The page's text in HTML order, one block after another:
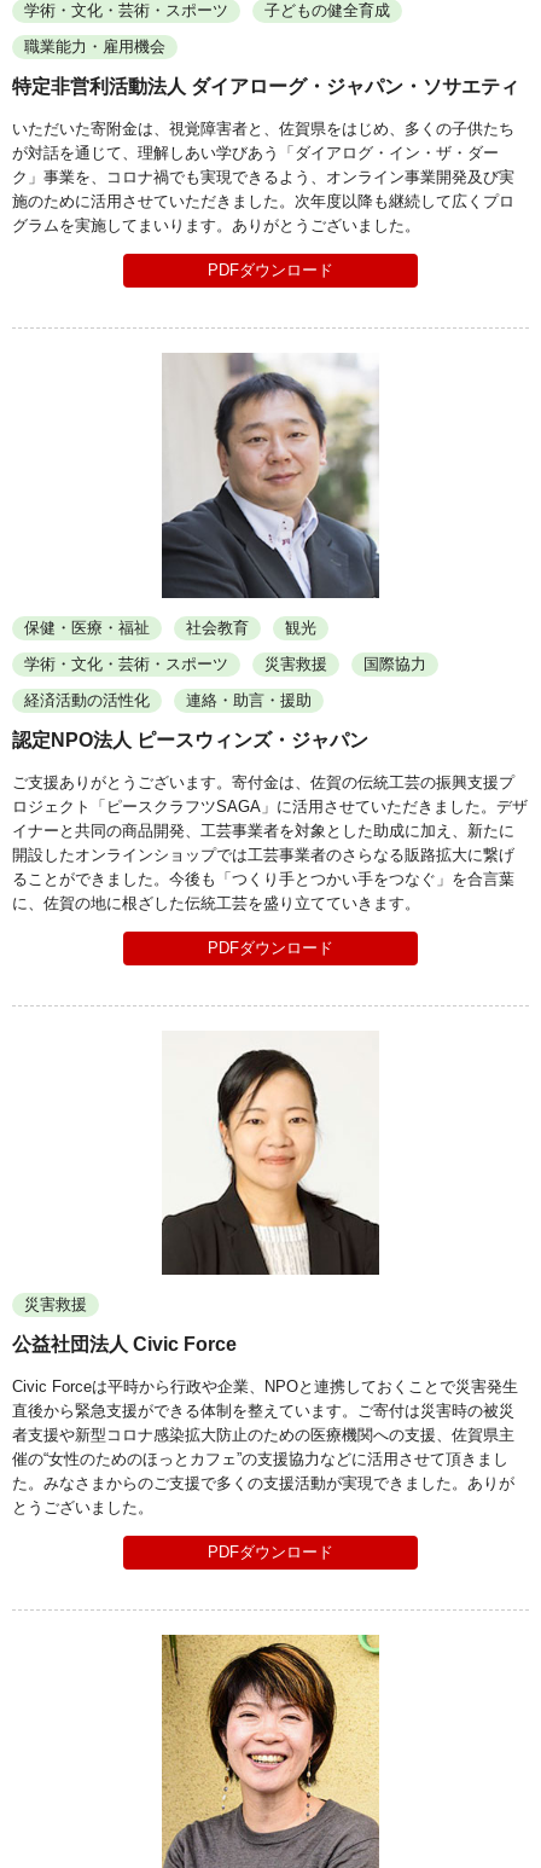
学術・文化・芸術・スポーツ
子どもの健全育成
職業能力・雇用機会
特定非営利活動法人 ダイアローグ・ジャパン・ソサエティ
いただいた寄附金は、視覚障害者と、佐賀県をはじめ、多くの子供たち
が対話を通じて、理解しあい学びあう「ダイアログ・イン・ザ・ダー
ク」事業を、コロナ禍でも実現できるよう、オンライン事業開発及び実
施のために活用させていただきました。次年度以降も継続して広くプロ
グラムを実施してまいります。ありがとうございました。
PDFダウンロード
保健・医療・福祉 社会教育
観光
学術・文化・芸術・スポーツ
災害救援
国際協力
経済活動の活性化
連絡・助言・援助
認定NPO法人 ピースウィンズ・ジャパン
ご支援ありがとうございます。寄付金は、佐賀の伝統工芸の振興支援プ
ロジェクト「ピースクラフツSAGA」に活用させていただきました。デザ
イナーと共同の商品開発、工芸事業者を対象とした助成に加え、新たに
開設したオンラインショップでは工芸事業者のさらなる販路拡大に繋げ
ることができました。今後も「つくり手とつかい手をつなぐ」を合言葉
に、佐賀の地に根ざした伝統工芸を盛り立てていきます。
PDFダウンロード
災害救援
公益社団法人 Civic Force
Civic Forceは平時から行政や企業、NPOと連携しておくことで災害発生
直後から緊急支援ができる体制を整えています。ご寄付は災害時の被災
者支援や新型コロナ感染拡大防止のための医療機関への支援、佐賀県主
催の“女性のためのほっとカフェ”の支援協力などに活用させて頂きまし
た。みなさまからのご支援で多くの支援活動が実現できました。ありが
とうございました。
PDFダウンロード